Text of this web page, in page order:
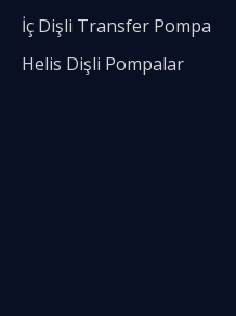
İç Dişli Transfer Pompa
Helis Dişli Pompalar